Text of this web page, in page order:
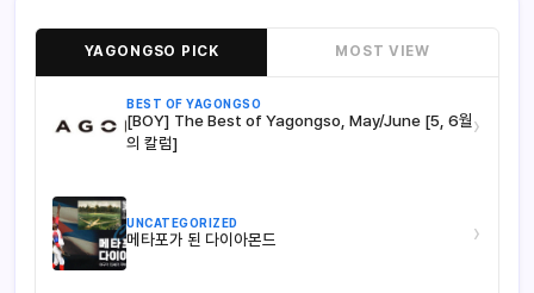
YAGONGSO PICK MOST VIEW
BEST OF YAGONGSO
[BOY] The Best of Yagongso, May/June [5, 6월
의 칼럼]
›
UNCATEGORIZED
메타포가 된 다이아몬드 ›